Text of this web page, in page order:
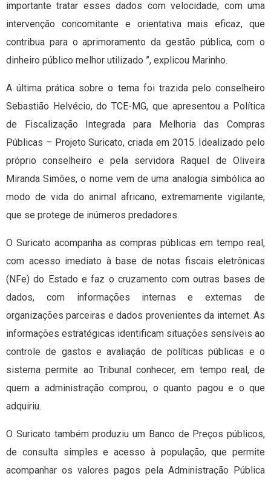
importante tratar esses dados com velocidade, com uma
intervenção concomitante e orientativa mais eficaz, que
contribua para o aprimoramento da gestão pública, com o
dinheiro público melhor utilizado ”, explicou Marinho.
A última prática sobre o tema foi trazida pelo conselheiro
Sebastião Helvécio, do TCE-MG, que apresentou a Política
de Fiscalização Integrada para Melhoria das Compras
Públicas – Projeto Suricato, criada em 2015. Idealizado pelo
próprio conselheiro e pela servidora Raquel de Oliveira
Miranda Simões, o nome vem de uma analogia simbólica ao
modo de vida do animal africano, extremamente vigilante,
que se protege de inúmeros predadores.
O Suricato acompanha as compras públicas em tempo real,
com acesso imediato à base de notas fiscais eletrônicas
(NFe) do Estado e faz o cruzamento com outras bases de
dados, com informações internas e externas de
organizações parceiras e dados provenientes da internet. As
informações estratégicas identificam situações sensíveis ao
controle de gastos e avaliação de políticas públicas e o
sistema permite ao Tribunal conhecer, em tempo real, de
quem a administração comprou, o quanto pagou e o que
adquiriu.
O Suricato também produziu um Banco de Preços públicos,
de consulta simples e acesso à população, que permite
acompanhar os valores pagos pela Administração Pública